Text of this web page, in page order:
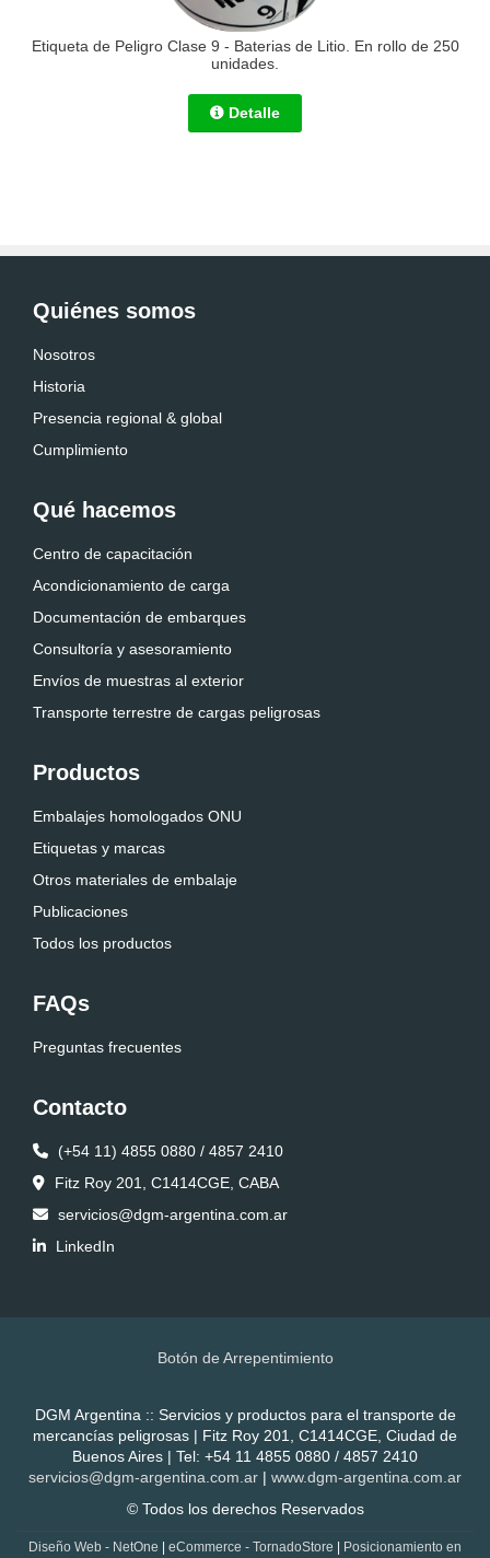
Etiqueta de Peligro Clase 9 - Baterias de Litio. En rollo de 250
unidades.
Detalle
Quiénes somos
Nosotros
Historia
Presencia regional & global
Cumplimiento
Qué hacemos
Centro de capacitación
Acondicionamiento de carga
Documentación de embarques
Consultoría y asesoramiento
Envíos de muestras al exterior
Transporte terrestre de cargas peligrosas
Productos
Embalajes homologados ONU
Etiquetas y marcas
Otros materiales de embalaje
Publicaciones
Todos los productos
FAQs
Preguntas frecuentes
Contacto
(+54 11) 4855 0880 / 4857 2410
Fitz Roy 201, C1414CGE, CABA
servicios@dgm-argentina.com.ar
LinkedIn
Botón de Arrepentimiento
DGM Argentina :: Servicios y productos para el transporte de
mercancías peligrosas | Fitz Roy 201, C1414CGE, Ciudad de
Buenos Aires | Tel: +54 11 4855 0880 / 4857 2410
servicios@dgm-argentina.com.ar | www.dgm-argentina.com.ar
© Todos los derechos Reservados
Diseño Web - NetOne eCommerce - TornadoStore Posicionamiento en